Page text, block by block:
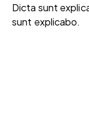
Dicta sunt
sunt explicabo.